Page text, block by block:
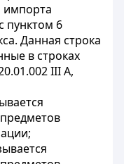
импорта
пунктом 6
Данная строка
в строках
III А,